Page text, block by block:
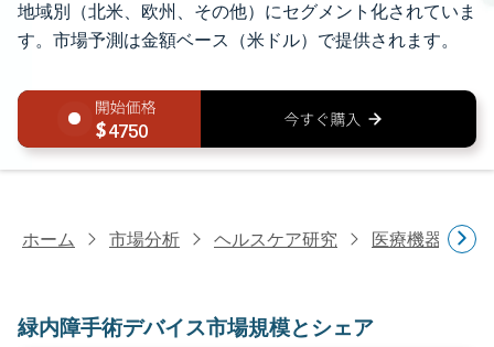
地域別（北米、欧州、その他）にセグメント化されていま
す。市場予測は金額ベース（米ドル）で提供されます。
4750
ホーム 市場分析 ヘルスケア研究 医療機器研究
緑内障手術デバイス市場規模とシェア